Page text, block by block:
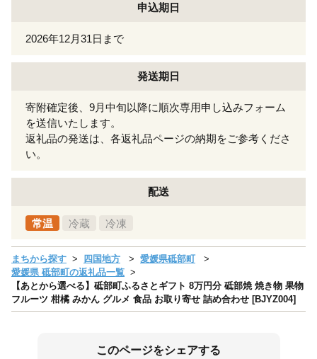
申込期日
2026年12月31日まで
発送期日
寄附確定後、9月中旬以降に順次専用申し込みフォーム
を送信いたします。
返礼品の発送は、各返礼品ページの納期をご参考くださ
い。
配送
常温 冷蔵 冷凍
まちから探す 四国地方
愛媛県砥部町
愛媛県 砥部町の返礼品一覧
【あとから選べる】砥部町ふるさとギフト 8万円分 砥部焼 焼き物 果物
フルーツ 柑橘 みかん グルメ 食品 お取り寄せ 詰め合わせ [BJYZ004]
このページをシェアする